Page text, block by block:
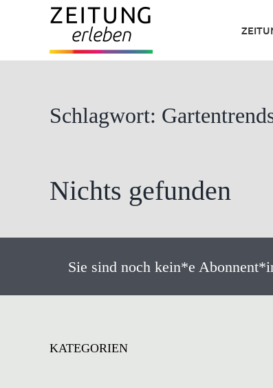
Schlagwort:
Nichts gefunden
Sie sind noch kein*e
KATEGORIEN